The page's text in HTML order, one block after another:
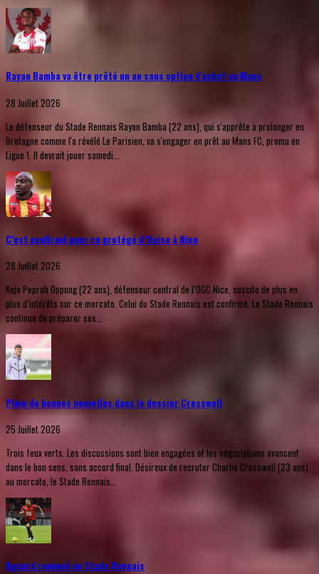
Rayan Bamba va être prêté un an sans option d'achat au Mans
28 Juillet 2026
Le défenseur du Stade Rennais Rayan Bamba (22 ans), qui s'apprête à prolonger en
Bretagne comme l'a révélé Le Parisien, va s'engager en prêt au Mans FC, promu en
Ligue 1. Il devrait jouer samedi...
C’est confirmé pour ce protégé d’Haise à Nice
28 Juillet 2026
Kojo Peprah Oppong (22 ans), défenseur central de l’OGC Nice, suscite de plus en
plus d’intérêts sur ce mercato. Celui du Stade Rennais est confirmé. Le Stade Rennais
continue de préparer ses...
Pluie de bonnes nouvelles dans le dossier Cresswell
25 Juillet 2026
Trois feux verts. Les discussions sont bien engagées et les négociations avancent
dans le bon sens, sans accord final. Désireux de recruter Charlie Cresswell (23 ans)
au mercato, le Stade Rennais...
Aguerd renvoyé au Stade Rennais